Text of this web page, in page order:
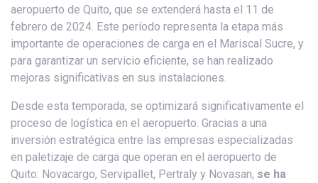
aeropuerto de Quito, que se extenderá hasta el 11 de
febrero de 2024. Este período representa la etapa más
importante de operaciones de carga en el Mariscal Sucre, y
para garantizar un servicio eficiente, se han realizado
mejoras significativas en sus instalaciones.
Desde esta temporada, se optimizará significativamente el
proceso de logística en el aeropuerto. Gracias a una
inversión estratégica entre las empresas especializadas
en paletizaje de carga que operan en el aeropuerto de
Quito: Novacargo, Servipallet, Pertraly y Novasan, se ha